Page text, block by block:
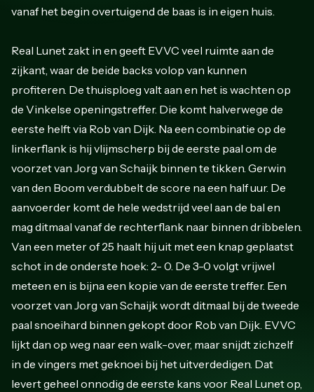
vanaf het begin overtuigend de baas is in eigen huis.
Real Lunet zakt in en geeft EVVC veel ruimte aan de
zijkant, waar de beide backs volop van kunnen
profiteren. De thuisploeg valt aan en het is wachten op
de Vinkelse openingstreffer. Die komt halverwege de
eerste helft via Rob van Dijk. Na een combinatie op de
linkerflank is hij vlijmscherp bij de eerste paal om de
voorzet van Jorg van Schaijk binnen te tikken. Gerwin
van den Boom verdubbelt de score na een half uur. De
aanvoerder komt de hele wedstrijd veel aan de bal en
mag ditmaal vanaf de rechterflank naar binnen dribbelen.
Van een meter of 25 haalt hij uit met een knap geplaatst
schot in de onderste hoek: 2- 0. De 3-0 volgt vrijwel
meteen en is bijna een kopie van de eerste treffer. Een
voorzet van Jorg van Schaijk wordt ditmaal bij de tweede
paal snoeihard binnen gekopt door Rob van Dijk. EVVC
lijkt dan op weg naar een walk-over, maar snijdt zichzelf
in de vingers met geknoei bij het uitverdedigen. Dat
levert geheel onnodig de eerste kans voor Real Lunet op,